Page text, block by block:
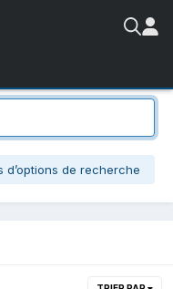
d’options de recherche